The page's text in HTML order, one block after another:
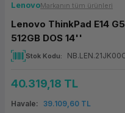
(Firewall)
Makinesi
Bağlantı
Yedekleme
Paketi
LenovoMarkanın tüm ürünleri
Lenovo ThinkPad E14
512GB DOS 14''
Stok Kodu
40.319,18 TL
Havale
39.109,60 TL